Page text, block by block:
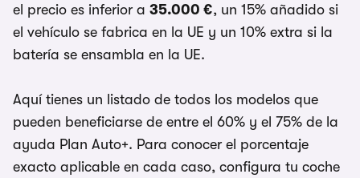
el precio es inferior a 35.000 €, un 15% añadido si
el vehículo se fabrica en la UE y un 10% extra si la
batería se ensambla en la UE.
Aquí tienes un listado de todos los modelos que
pueden beneficiarse de entre el 60% y el 75% de la
ayuda Plan Auto+. Para conocer el porcentaje
exacto aplicable en cada caso, configura tu coche